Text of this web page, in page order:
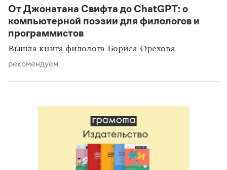
От Джонатана Свифта до ChatGPT: о
компьютерной поэзии для филологов и
программистов
Вышла книга филолога Бориса Орехова
рекомендуем